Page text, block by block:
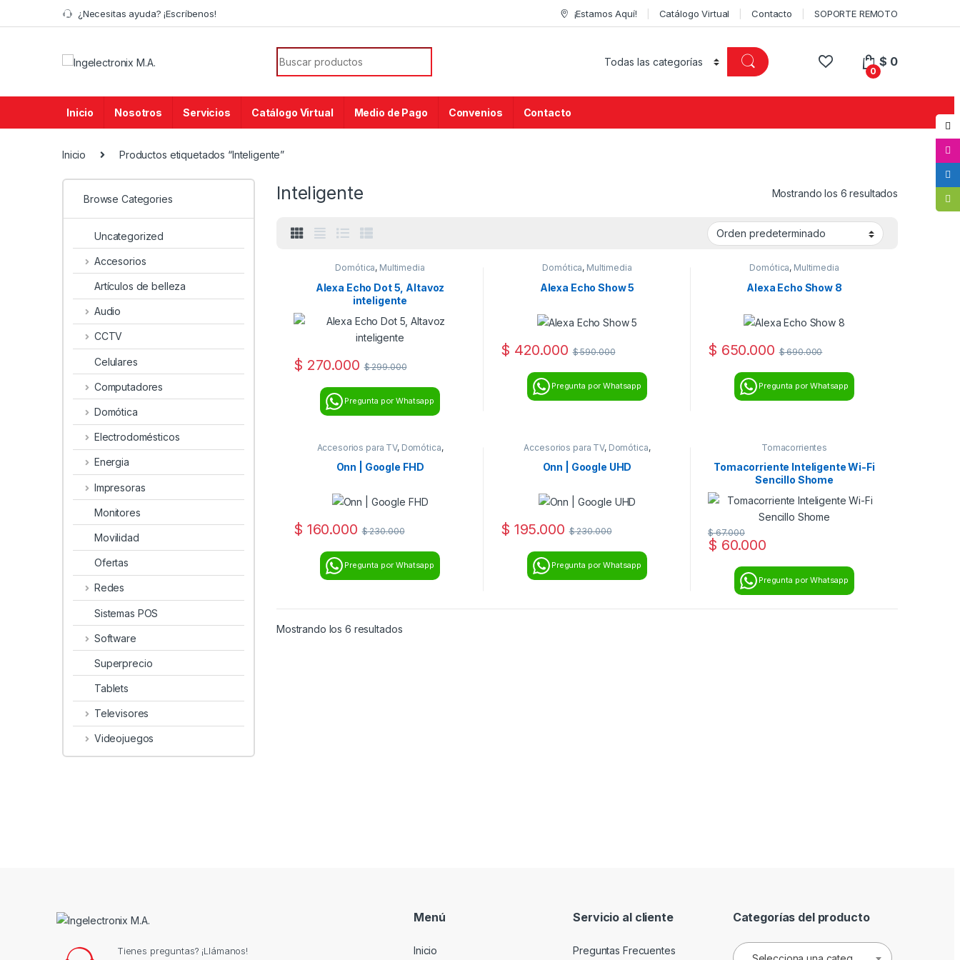
¿Necesitas ayuda? ¡Escríbenos! ¡Estamos Aquí! Catálogo Virtual Contacto SOPORTE REMOTO
0
$ 0
Inicio Nosotros Servicios Catálogo Virtual Medio de Pago Convenios Contacto
Inicio Productos etiquetados “Inteligente”
Inteligente Mostrando los 6 resultados
Domótica, Multimedia
Alexa Echo Dot 5, Altavoz
inteligente
$ 270.000 $299.000
Pregunta por Whatsapp
Domótica, Multimedia
Alexa Echo Show 5
$ 420.000 $590.000
Pregunta por Whatsapp
Domótica, Multimedia
Alexa Echo Show 8
$ 650.000 $690.000
Pregunta por Whatsapp
Accesorios para TV, Domótica,
Multimedia
Onn | Google FHD
$ 160.000 $230.000
Pregunta por Whatsapp
Accesorios para TV, Domótica,
Multimedia
Onn | Google UHD
$ 195.000 $230.000
Pregunta por Whatsapp
Tomacorrientes
Tomacorriente Inteligente Wi-Fi
Sencillo Shome
$ 60.000
$67.000
Pregunta por Whatsapp
Mostrando los 6 resultados
Browse Categories
Uncategorized
Accesorios
Artículos de belleza
Audio
CCTV
Celulares
Computadores
Domótica
Electrodomésticos
Energia
Impresoras
Monitores
Movilidad
Ofertas
Redes
Sistemas POS
Software
Superprecio
Tablets
Televisores
Videojuegos
Tienes preguntas? ¡Llámanos!
Menú
Inicio
Servicio al cliente
Preguntas Frecuentes
Categorías del producto